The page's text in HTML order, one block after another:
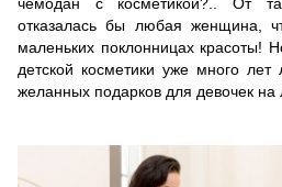
отказалась бы любая женщина,
маленьких поклонницах красоты!
детской косметики уже много
желанных подарков для девочек на